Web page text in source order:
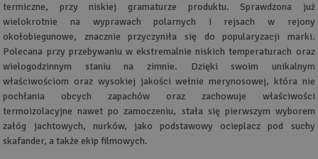
termiczne, przy niskiej gramaturze produktu. Sprawdzona już
wielokrotnie na wyprawach polarnych i rejsach w rejony
okołobiegunowe, znacznie przyczyniła się do popularyzacji marki.
Polecana przy przebywaniu w ekstremalnie niskich temperaturach oraz
wielogodzinnym staniu na zimnie. Dzięki swoim unikalnym
właściwościom oraz wysokiej jakości wełnie merynosowej, która nie
pochłania obcych zapachów oraz zachowuje właściwości
termoizolacyjne nawet po zamoczeniu, stała się pierwszym wyborem
załóg jachtowych, nurków, jako podstawowy ocieplacz pod suchy
skafander, a także ekip filmowych.